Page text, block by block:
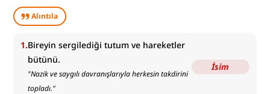
Alıntıla
1.Bireyin sergilediği tutum ve hareketler
bütünü.
"Nazik ve saygılı davranışlarıyla herkesin takdirini
topladı."
İsim